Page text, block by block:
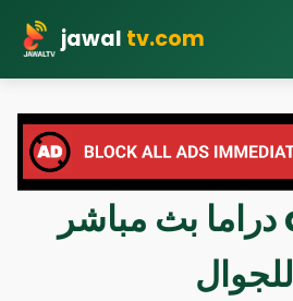
jawal tv.com
قناة dmc دراما بث مباشر
للجوال